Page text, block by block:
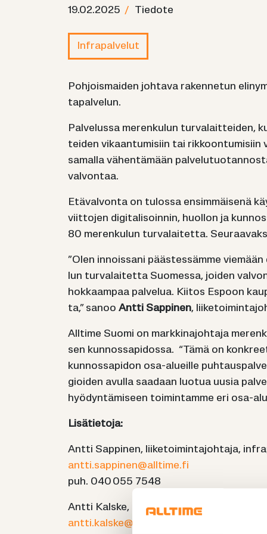
19.02.2025 / Tie­do­te
In­fra­pal­ve­lut
Poh­jois­mai­den joh­ta­va ra­ken­ne­tun
ta­pal­ve­lun.
Pal­ve­lus­sa me­ren­ku­lun tur­va­lait­tei­den,
tei­den vi­kaan­tu­mi­siin tai
sa­mal­la vä­hen­tä­mään
val­von­taa.
Etä­val­von­ta on tu­los­sa en­sim­mäi­se­nä
viit­to­jen di­gi­ta­li­soin­nin, huol­lon ja
80 me­ren­ku­lun tur­va­lai­tet­ta.
”Olen in­nois­sa­ni pääs­tes­säm­me
lun tur­va­lai­tet­ta Suo­mes­sa, joi­den
hok­kaam­paa pal­ve­lua. Kii­tos Es­poon
ta,” sanoo Antti Sap­pi­nen,
All­ti­me Suomi on mark­kin­ajoh­ta­ja
sen kun­nos­sa­pi­dos­sa. “Tämä on
kun­nos­sa­pi­don osa-​alueille
gioi­den avul­la saa­daan luo­tua uusia
hyö­dyn­tä­mi­seen toi­min­tam­me eri osa-​
Li­sä­tie­to­ja:
Antti Sap­pi­nen, lii­ke­toi­min­ta­joh­ta­ja,
antti.sap­pi­nen@all­ti­me.fi
puh. 040 055 7548
Antti Kals­ke, markkinointi-​​, viestintä-​ ja
antti.kals­ke@all­ti­me.fi